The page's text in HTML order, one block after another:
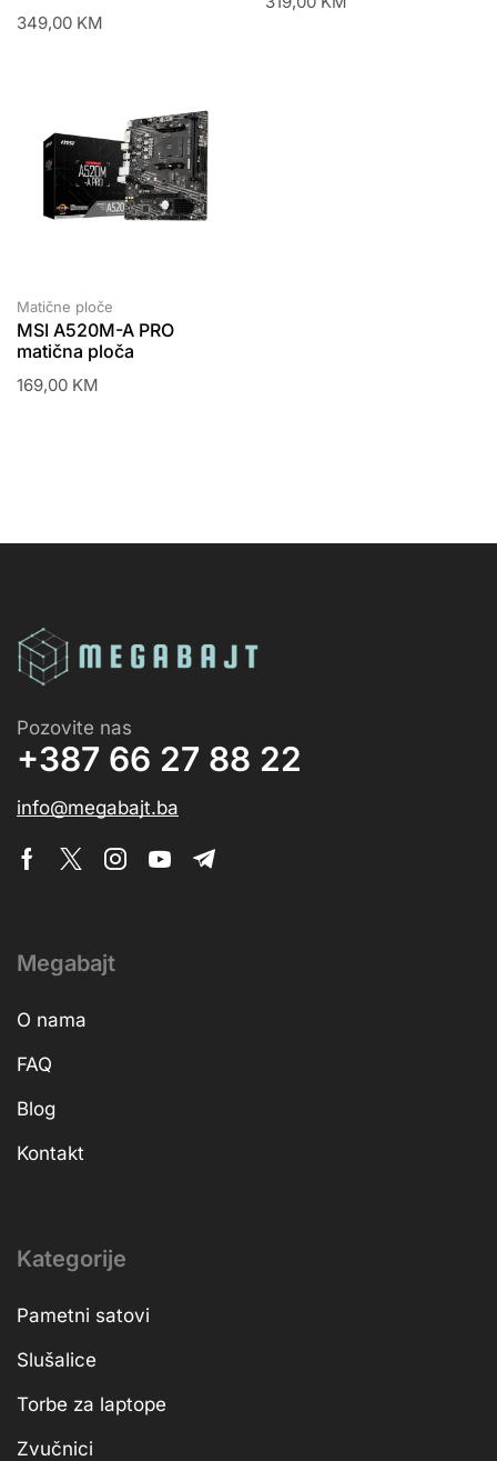
349,00 KM
Matične ploče
MSI A520M-A PRO
matična ploča
169,00 KM
Pozovite nas
+387 66 27 88 22
info@megabajt.ba
Megabajt
O nama
FAQ
Blog
Kontakt
Kategorije
Pametni satovi
Slušalice
Torbe za laptope
Zvučnici